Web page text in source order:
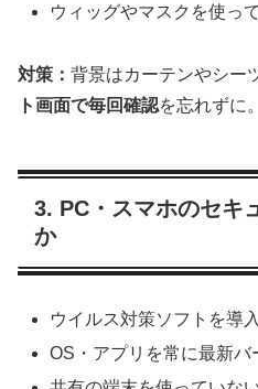
ウィッグやマスクを使っ
対策： 背景はカーテンやシー
ト画面で毎回確認を忘れずに。
3. PC・スマホのセキ
か
ウイルス対策ソフトを導
OS・アプリを常に最新バ